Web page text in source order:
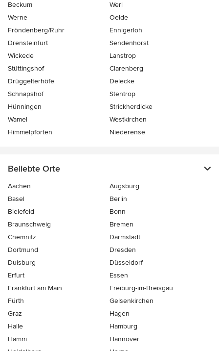
Beckum
Werl
Werne
Oelde
Fröndenberg/Ruhr
Ennigerloh
Drensteinfurt
Sendenhorst
Wickede
Lanstrop
Stüttingshof
Clarenberg
Drüggelterhöfe
Delecke
Schnapshof
Stentrop
Hünningen
Strickherdicke
Wamel
Westkirchen
Himmelpforten
Niederense
Beliebte Orte
Aachen
Augsburg
Basel
Berlin
Bielefeld
Bonn
Braunschweig
Bremen
Chemnitz
Darmstadt
Dortmund
Dresden
Duisburg
Düsseldorf
Erfurt
Essen
Frankfurt am Main
Freiburg-im-Breisgau
Fürth
Gelsenkirchen
Graz
Hagen
Halle
Hamburg
Hamm
Hannover